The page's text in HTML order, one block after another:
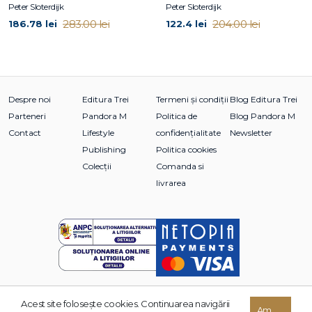
– și este doctor honoris causa al Universității din Nijmegen,
Țările de Jos (2011), și al Universității din Timișoara (2023).
Peter Sloterdijk
186.78 lei 283.00 lei
Peter Sloterdijk
122.4 lei 204.00 lei
Despre noi
Parteneri
Contact
Editura Trei
Pandora M
Lifestyle
Publishing
Colecții
Termeni și condiții
Politica de
confidențialitate
Politica cookies
Comanda si
livrarea
Blog Editura Trei
Blog Pandora M
Newsletter
© 2026 Grupul Editorial TREI. Toate drepturile rezervate.
Acest site foloseşte cookies. Continuarea navigării